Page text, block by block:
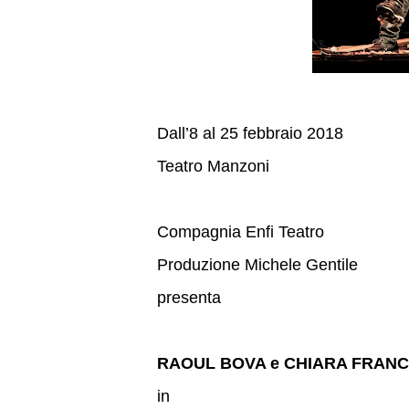
Dall’8 al 25 febbraio 2018
Teatro Manzoni
Compagnia Enfi Teatro
Produzione Michele Gentile
presenta
RAOUL BOVA e CHIARA
in